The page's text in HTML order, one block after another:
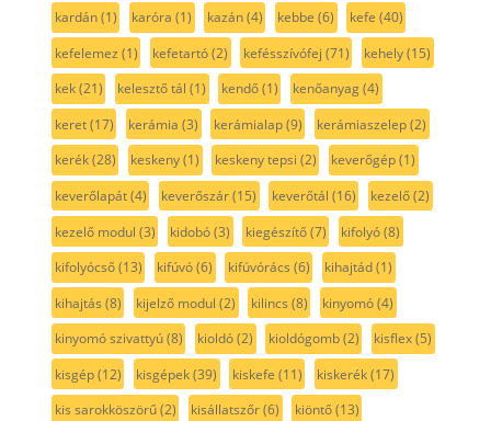
kardán(1) karóra (1) kazán(4) kebbe (6) kefe (40)
kefelemez (1) kefetartó(2) kefésszívófej (71) kehely(15)
kek(21) kelesztő tál (1) kendő(1) kenőanyag(4)
keret(17) kerámia (3) kerámialap(9) kerámiaszelep(2)
kerék(28) keskeny(1) keskeny tepsi (2) keverőgép(1)
keverőlapát(4) keverőszár(15) keverőtál (16) kezelő(2)
kezelő modul (3) kidobó(3) kiegészítő(7) kifolyó(8)
kifolyócső(13) kifúvó(6) kifúvórács (6) kihajtád(1)
kihajtás (8) kijelző modul (2) kilincs (8) kinyomó(4)
kinyomó szivattyú(8) kioldó(2) kioldógomb(2) kisflex(5)
kisgép(12) kisgépek(39) kiskefe (11) kiskerék(17)
kis sarokköszörű(2) kisállatszőr(6) kiöntő(13)